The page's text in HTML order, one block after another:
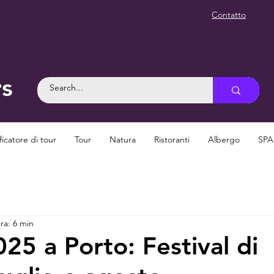
Contatto
di tour Tour Natura Ristoranti Albergo SPA
a Porto: Festival di
6 min